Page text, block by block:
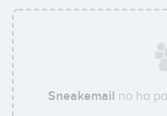
Sneakemail no ha